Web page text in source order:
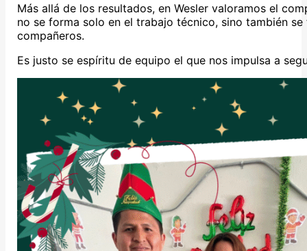
Más allá de los resultados, en Wesler valoramos el
no se forma solo en el trabajo técnico, sino también
compañeros.
Es justo se espíritu de equipo el que nos impulsa a